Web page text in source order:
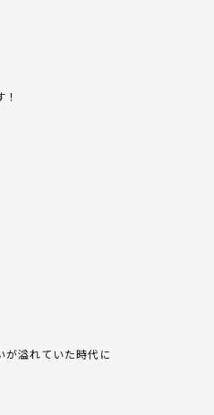
が溢れていた時代に